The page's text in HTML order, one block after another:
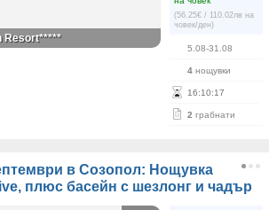
(56.25€ / 110.02лв на
човек/ден)
5.08-31.08
4 нощувки
16:10:17
2 грабнати
Resort*****
в Созопол: Нощувка
плюс басейн с шезлонг и чадър